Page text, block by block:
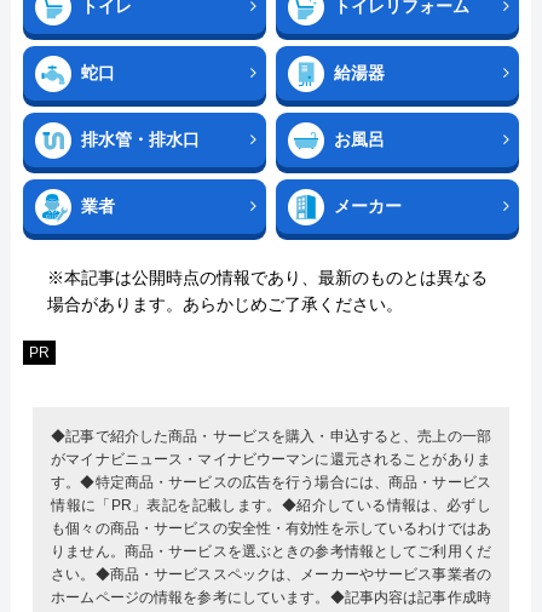
トイレ トイレリフォーム
蛇口 給湯器
排水管・排水口 お風呂
業者 メーカー
※本記事は公開時点の情報であり、最新のものとは異なる
場合があります。あらかじめご了承ください。
PR
◆記事で紹介した商品・サービスを購入・申込すると、売上の一部
がマイナビニュース・マイナビウーマンに還元されることがありま
す。◆特定商品・サービスの広告を行う場合には、商品・サービス
情報に「PR」表記を記載します。◆紹介している情報は、必ずし
も個々の商品・サービスの安全性・有効性を示しているわけではあ
りません。商品・サービスを選ぶときの参考情報としてご利用くだ
さい。◆商品・サービススペックは、メーカーやサービス事業者の
ホームページの情報を参考にしています。◆記事内容は記事作成時